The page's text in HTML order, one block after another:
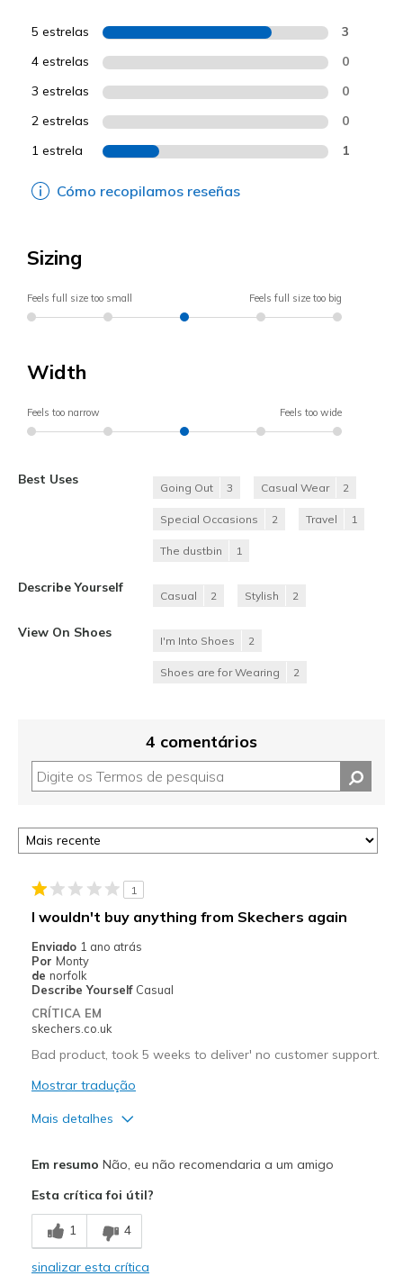
5 estrelas 3
4 estrelas 0
3 estrelas 0
2 estrelas 0
1 estrela 1
Cómo recopilamos reseñas
Sizing
Feels full size too small Feels full size too big
Width
Feels too narrow Feels too wide
Best Uses
Going Out 3 Casual Wear 2
Special Occasions 2 Travel 1
The dustbin 1
Describe Yourself
Casual 2 Stylish 2
View On Shoes
I'm Into Shoes 2
Shoes are for Wearing 2
4 comentários
1
I wouldn't buy anything from Skechers again
Enviado 1 ano atrás
Por Monty
de norfolk
Describe Yourself Casual
CRÍTICA EM
skechers.co.uk
Bad product, took 5 weeks to deliver' no customer support.
Mostrar tradução
Mais detalhes
Melhores utilizações
the dustbin
Em resumo Não, eu não recomendaria a um amigo
Esta crítica foi útil?
1 4
sinalizar esta crítica